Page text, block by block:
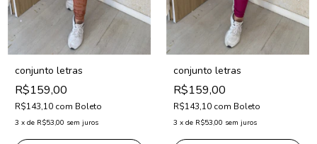
conjunto letras
R$159,00
R$143,10 com Boleto
3 x de R$53,00 sem juros
conjunto letras
R$159,00
R$143,10 com Boleto
3 x de R$53,00 sem juros